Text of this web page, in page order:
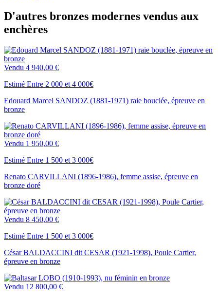
D'autres bronzes modernes vendus aux
enchères
Vendu 4 940,00 €
Estimé Entre 2 000 et 4 000€
Edouard Marcel SANDOZ (1881-1971) raie bouclée, épreuve en
bronze
Vendu 1 950,00 €
Estimé Entre 1 500 et 3 000€
Renato CARVILLANI (1896-1986), femme assise, épreuve en
bronze doré
Vendu 8 450,00 €
Estimé Entre 1 500 et 3 000€
César BALDACCINI dit CESAR (1921-1998), Poule Cartier,
épreuve en bronze
Vendu 12 800,00 €